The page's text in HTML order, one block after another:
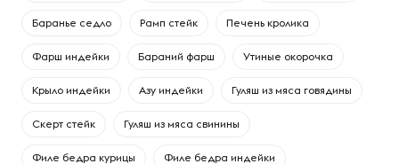
Баранье седло Рамп стейк Печень кролика
Фарш индейки Бараний фарш Утиные окорочка
Крыло индейки Азу индейки Гуляш из мяса говядины
Скерт стейк Гуляш из мяса свинины
Филе бедра курицы Филе бедра индейки